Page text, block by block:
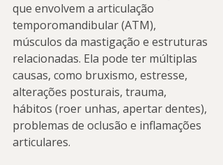
que envolvem a articulação
temporomandibular (ATM),
músculos da mastigação e estruturas
relacionadas. Ela pode ter múltiplas
causas, como bruxismo, estresse,
alterações posturais, trauma,
hábitos (roer unhas, apertar dentes),
problemas de oclusão e inflamações
articulares.